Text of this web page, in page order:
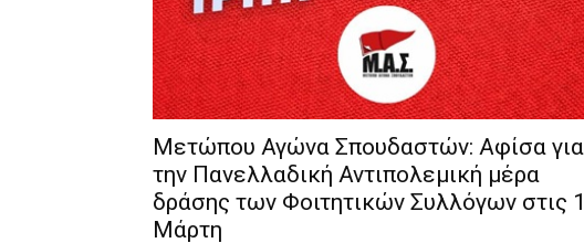
Μετώπου Αγώνα Σπουδαστών: Αφίσα για
την Πανελλαδική Αντιπολεμική μέρα
δράσης των Φοιτητικών Συλλόγων στις
Μάρτη